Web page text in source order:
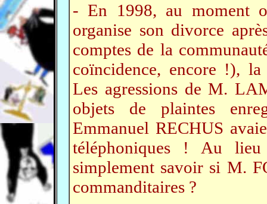
- En 1998, au moment
organise son divorce
comptes de la
coïncidence, encore !),
Les agressions de M.
objets de plaintes
Emmanuel RECHUS
téléphoniques ! Au
simplement savoir si M.
commanditaires ?